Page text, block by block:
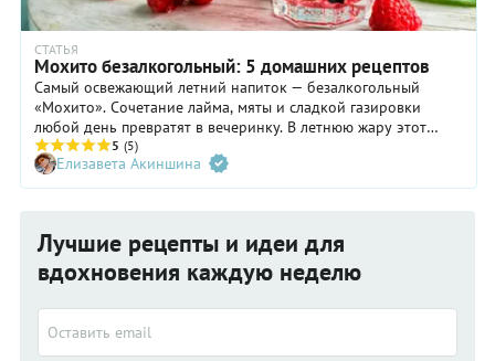
СТАТЬЯ
Мохито безалкогольный: 5 домашних рецептов
Самый освежающий летний напиток — безалкогольный
«Мохито». Сочетание лайма, мяты и сладкой газировки
любой день превратят в вечеринку. В летнюю жару этот
коктейль особенно бодрит. А благодаря большому
количеству льда сладости напитка практически не
чувствуется.
5 (5)
Елизавета Акиншина
Лучшие рецепты и идеи для
вдохновения каждую неделю